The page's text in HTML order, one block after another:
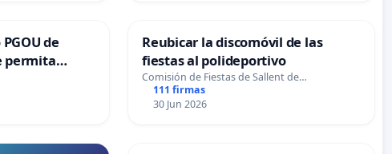
de
permita
Reubicar la discomóvil de las
fiestas al polideportivo
Comisión de Fiestas de Sallent de…
111 firmas
30 Jun 2026